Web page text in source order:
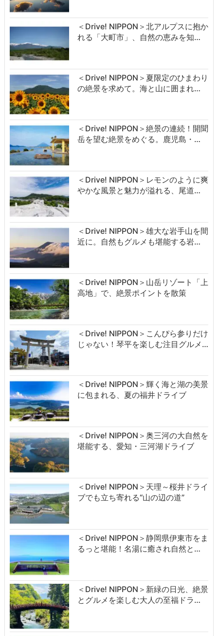
＜Drive! NIPPON＞北アルプスに抱か
れる「大町市」、自然の恵みを知…
＜Drive! NIPPON＞夏限定のひまわり
の絶景を求めて。海と山に囲まれ…
＜Drive! NIPPON＞絶景の連続！開聞
岳を望む絶景をめぐる。鹿児島・…
＜Drive! NIPPON＞レモンのように爽
やかな風景と魅力が溢れる、尾道…
＜Drive! NIPPON＞雄大な岩手山を間
近に。自然もグルメも堪能する岩…
＜Drive! NIPPON＞山岳リゾート「上
高地」で、絶景ポイントを散策
＜Drive! NIPPON＞こんぴら参りだけ
じゃない！琴平を楽しむ注目グルメ…
＜Drive! NIPPON＞輝く海と湖の美景
に包まれる、夏の福井ドライブ
＜Drive! NIPPON＞奥三河の大自然を
堪能する、愛知・三河湖ドライブ
＜Drive! NIPPON＞天理～桜井ドライ
ブでも立ち寄れる“山の辺の道”
＜Drive! NIPPON＞静岡県伊東市をま
るっと堪能！名湯に癒され自然と…
＜Drive! NIPPON＞新緑の日光、絶景
とグルメを楽しむ大人の至福ドラ…